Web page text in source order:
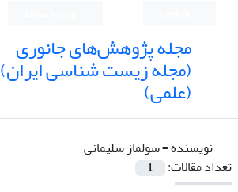
مجله پژوهش‌های جانوری
(مجله زیست شناسی ایران)
(علمی)
نویسنده =سولماز سلیمانی
تعداد مقالات:
1